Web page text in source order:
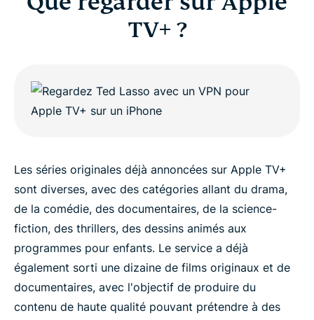
TV+ ?
Les séries originales déjà annoncées sur Apple TV+
sont diverses, avec des catégories allant du drama,
de la comédie, des documentaires, de la science-
fiction, des thrillers, des dessins animés aux
programmes pour enfants. Le service a déjà
également sorti une dizaine de films originaux et de
documentaires, avec l'objectif de produire du
contenu de haute qualité pouvant prétendre à des